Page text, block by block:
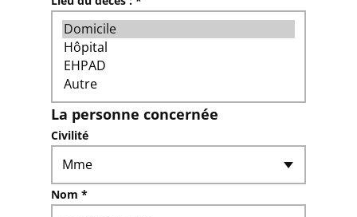
La personne concernée
Civilité
Nom *